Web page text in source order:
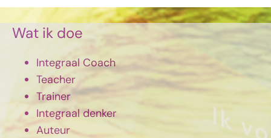
Wat ik doe
Integraal Coach
Teacher
Trainer
Integraal denker
Auteur